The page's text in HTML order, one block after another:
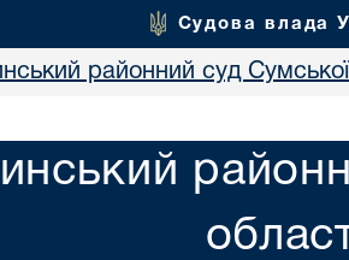
Судова влада
районний суд Сумської